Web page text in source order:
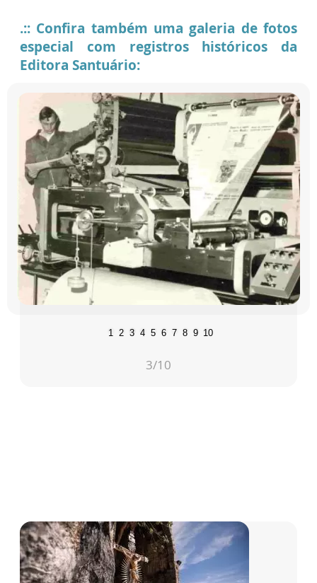
.:: Confira também uma galeria de fotos
especial com registros históricos da
Editora Santuário:
1 2 3 4 5 6 7 8 9 10
3/10